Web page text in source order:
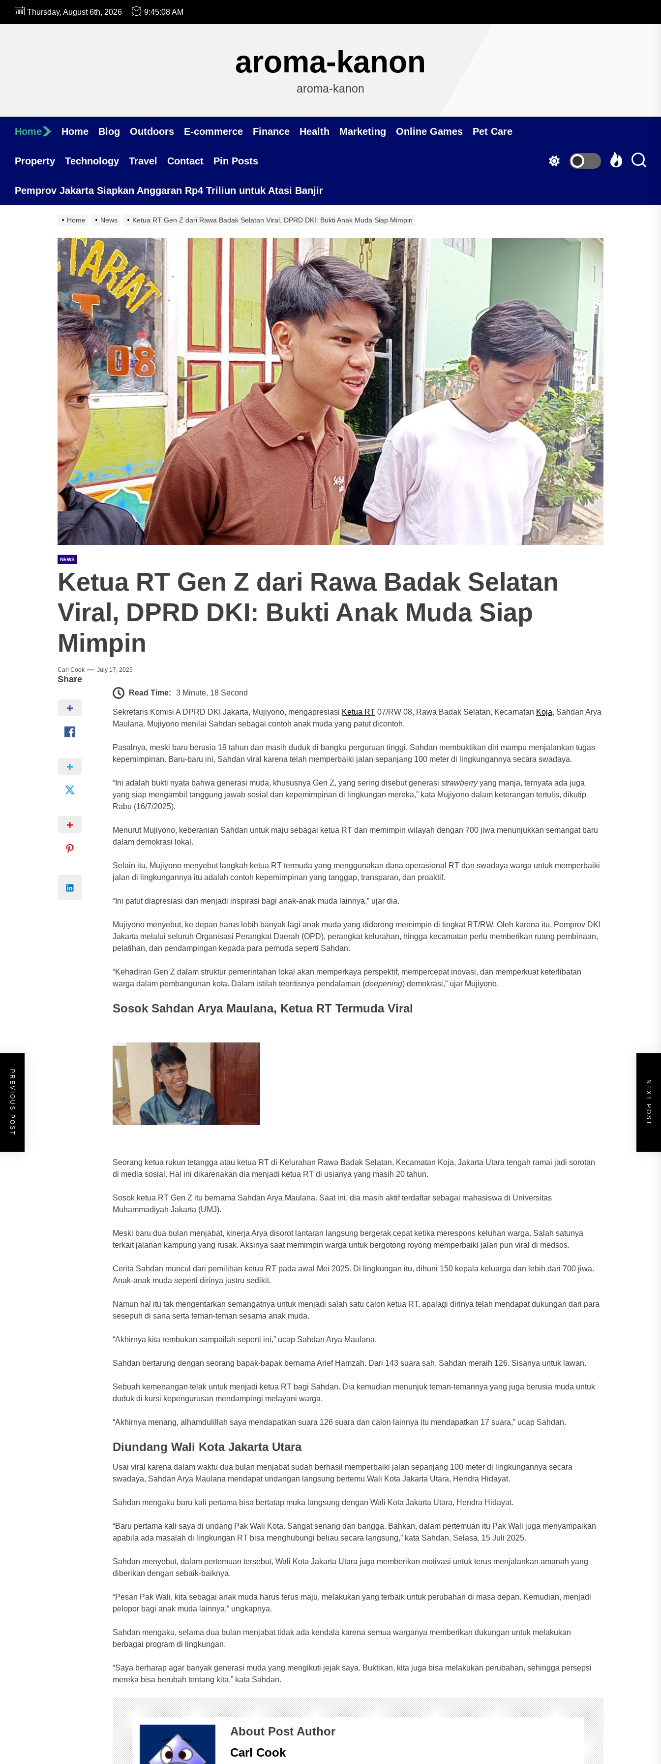
Skip
Thursday, August 6th, 2026 9:45:09 AM
aroma-kanon
aroma-kanon
Home Home Blog Outdoors E-commerce Finance Health Marketing Online Games Pet Care
Property Technology Travel Contact Pin Posts
Pemprov Jakarta Siapkan Anggaran Rp4 Triliun untuk Atasi Banjir
Home News Ketua RT Gen Z dari Rawa Badak Selatan Viral, DPRD DKI: Bukti Anak Muda Siap Mimpin
NEWS
Ketua RT Gen Z dari Rawa Badak Selatan
Viral, DPRD DKI: Bukti Anak Muda Siap
Mimpin
Carl Cook July 17, 2025
Share
Read Time: 3 Minute, 18 Second
Sekretaris Komisi A DPRD DKI Jakarta, Mujiyono, mengapresiasi Ketua RT 07/RW 08, Rawa Badak Selatan, Kecamatan Koja, Sahdan Arya
Maulana. Mujiyono menilai Sahdan sebagai contoh anak muda yang patut dicontoh.
Pasalnya, meski baru berusia 19 tahun dan masih duduk di bangku perguruan tinggi, Sahdan membuktikan diri mampu menjalankan tugas
kepemimpinan. Baru-baru ini, Sahdan viral karena telah memperbaiki jalan sepanjang 100 meter di lingkungannya secara swadaya.
“Ini adalah bukti nyata bahwa generasi muda, khususnya Gen Z, yang sering disebut generasi strawberryyang manja, ternyata ada juga
yang siap mengambil tanggung jawab sosial dan kepemimpinan di lingkungan mereka,” kata Mujiyono dalam keterangan tertulis, dikutip
Rabu (16/7/2025).
Menurut Mujiyono, keberanian Sahdan untuk maju sebagai ketua RT dan memimpin wilayah dengan 700 jiwa menunjukkan semangat baru
dalam demokrasi lokal.
Selain itu, Mujiyono menyebut langkah ketua RT termuda yang menggunakan dana operasional RT dan swadaya warga untuk memperbaiki
jalan di lingkungannya itu adalah contoh kepemimpinan yang tanggap, transparan, dan proaktif.
“Ini patut diapresiasi dan menjadi inspirasi bagi anak-anak muda lainnya,” ujar dia.
Mujiyono menyebut, ke depan harus lebih banyak lagi anak muda yang didorong memimpin di tingkat RT/RW. Oleh karena itu, Pemprov DKI
Jakarta melalui seluruh Organisasi Perangkat Daerah (OPD), perangkat kelurahan, hingga kecamatan perlu memberikan ruang pembinaan,
pelatihan, dan pendampingan kepada para pemuda seperti Sahdan.
“Kehadiran Gen Z dalam struktur pemerintahan lokal akan memperkaya perspektif, mempercepat inovasi, dan memperkuat keterlibatan
warga dalam pembangunan kota. Dalam istilah teoritisnya pendalaman (deepening) demokrasi,” ujar Mujiyono.
Sosok Sahdan Arya Maulana, Ketua RT Termuda Viral
Seorang ketua rukun tetangga atau ketua RT di Kelurahan Rawa Badak Selatan, Kecamatan Koja, Jakarta Utara tengah ramai jadi sorotan
di media sosial. Hal ini dikarenakan dia menjadi ketua RT di usianya yang masih 20 tahun.
Sosok ketua RT Gen Z itu bernama Sahdan Arya Maulana. Saat ini, dia masih aktif terdaftar sebagai mahasiswa di Universitas
Muhammadiyah Jakarta (UMJ).
Meski baru dua bulan menjabat, kinerja Arya disorot lantaran langsung bergerak cepat ketika merespons keluhan warga. Salah satunya
terkait jalanan kampung yang rusak. Aksinya saat memimpin warga untuk bergotong royong memperbaiki jalan pun viral di medsos.
Cerita Sahdan muncul dari pemilihan ketua RT pada awal Mei 2025. Di lingkungan itu, dihuni 150 kepala keluarga dan lebih dari 700 jiwa.
Anak-anak muda seperti dirinya justru sedikit.
Namun hal itu tak mengentarkan semangatnya untuk menjadi salah satu calon ketua RT, apalagi dirinya telah mendapat dukungan dari para
sesepuh di sana serta teman-teman sesama anak muda.
“Akhirnya kita rembukan sampailah seperti ini,” ucap Sahdan Arya Maulana.
Sahdan bertarung dengan seorang bapak-bapak bernama Arief Hamzah. Dari 143 suara sah, Sahdan meraih 126. Sisanya untuk lawan.
Sebuah kemenangan telak untuk menjadi ketua RT bagi Sahdan. Dia kemudian menunjuk teman-temannya yang juga berusia muda untuk
duduk di kursi kepengurusan mendampingi melayani warga.
“Akhirnya menang, alhamdulillah saya mendapatkan suara 126 suara dan calon lainnya itu mendapatkan 17 suara,” ucap Sahdan.
Diundang Wali Kota Jakarta Utara
Usai viral karena dalam waktu dua bulan menjabat sudah berhasil memperbaiki jalan sepanjang 100 meter di lingkungannya secara
swadaya, Sahdan Arya Maulana mendapat undangan langsung bertemu Wali Kota Jakarta Utara, Hendra Hidayat.
Sahdan mengaku baru kali pertama bisa bertatap muka langsung dengan Wali Kota Jakarta Utara, Hendra Hidayat.
“Baru pertama kali saya di undang Pak Wali Kota. Sangat senang dan bangga. Bahkan, dalam pertemuan itu Pak Wali juga menyampaikan
apabila ada masalah di lingkungan RT bisa menghubungi beliau secara langsung,” kata Sahdan, Selasa, 15 Juli 2025.
Sahdan menyebut, dalam pertemuan tersebut, Wali Kota Jakarta Utara juga memberikan motivasi untuk terus menjalankan amanah yang
diberikan dengan sebaik-baiknya.
“Pesan Pak Wali, kita sebagai anak muda harus terus maju, melakukan yang terbaik untuk perubahan di masa depan. Kemudian, menjadi
pelopor bagi anak muda lainnya,” ungkapnya.
Sahdan mengaku, selama dua bulan menjabat tidak ada kendala karena semua warganya memberikan dukungan untuk melakukan
berbagai program di lingkungan.
“Saya berharap agar banyak generasi muda yang mengikuti jejak saya. Buktikan, kita juga bisa melakukan perubahan, sehingga persepsi
mereka bisa berubah tentang kita,” kata Sahdan.
About Post Author
Carl Cook
PREVIOUS POST NEXT POST